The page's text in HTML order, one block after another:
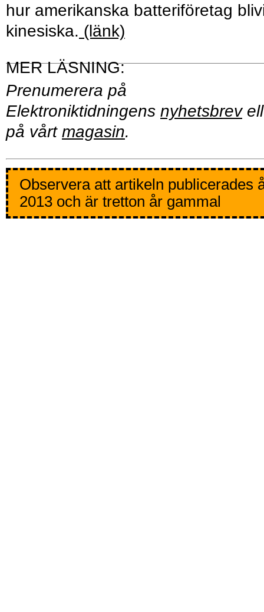
hur amerikanska batteriföretag
kinesiska. (länk)
Prenumerera på
Elektroniktidningens nyhetsbrev
på vårt magasin.
Observera att artikeln publicerades
2013 och är tretton år gammal